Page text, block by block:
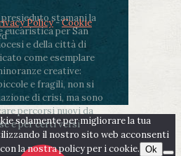
stamani la
eucaristica per San
e della città di
come esemplare
creative:
e fragili, non si
di crisi, ma sono
percorsi nuovi da
e per certi versi
Policy-Cookie
solamente per migliorare la tua
il nostro sito web acconsenti
la nostra policy per i cookie. Ok